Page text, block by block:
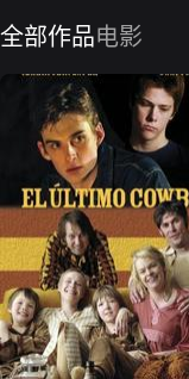
全部作品电影